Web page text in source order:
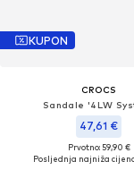
KUPON
CROCS
Sandale '4LW
47,61 €
Prvotno: 59,90 €
Posljednja najniža